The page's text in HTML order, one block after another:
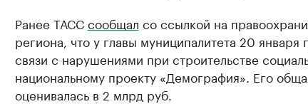
Ранее ТАССсообщал со ссылкой на
региона, что у главы муниципалитета 20 января
связи с нарушениями при строительстве
национальному проекту «Демография». Его
оценивалась в 2 млрд руб.